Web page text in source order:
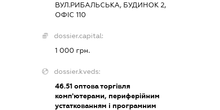
ВУЛ.РИБАЛЬСЬКА, БУДИНОК 2,
ОФІС 110
dossier.capital:
1 000 грн.
dossier.kveds:
46.51оптова торгівля
комп'ютерами, периферійним
устаткованням і програмним